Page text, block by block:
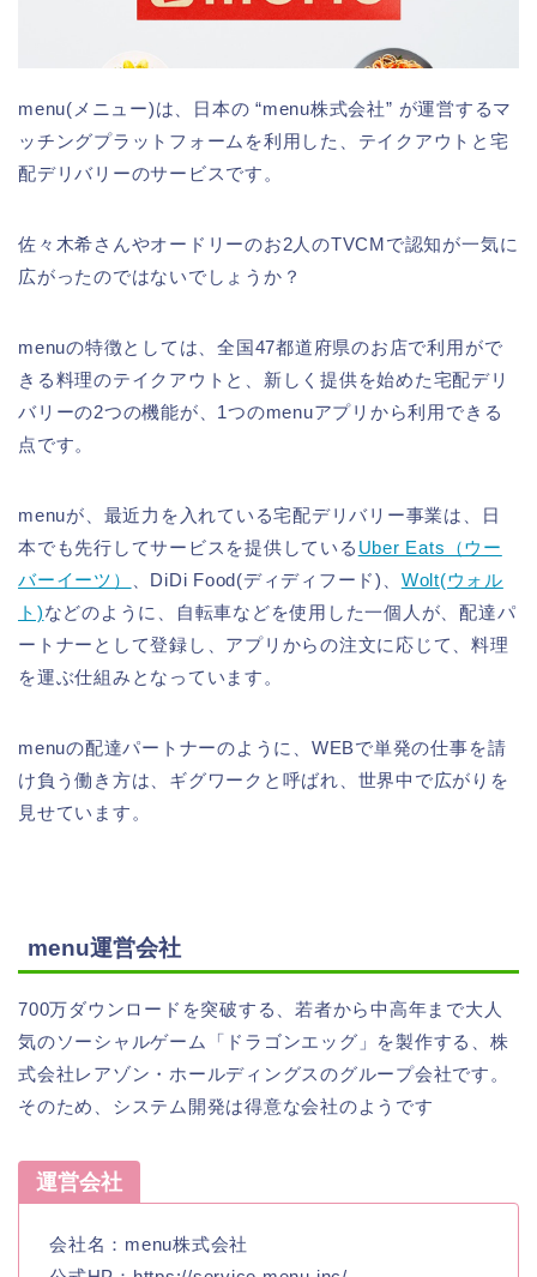
menu(メニュー)は、日本の “menu株式会社” が運営するマ
ッチングプラットフォームを利用した、テイクアウトと宅
配デリバリーのサービスです。
佐々木希さんやオードリーのお2人のTVCMで認知が一気に
広がったのではないでしょうか？
menuの特徴としては、全国47都道府県のお店で利用がで
きる料理のテイクアウトと、新しく提供を始めた宅配デリ
バリーの2つの機能が、1つのmenuアプリから利用できる
点です。
menuが、最近力を入れている宅配デリバリー事業は、日
本でも先行してサービスを提供している Uber Eats（ウー
バーイーツ）
、DiDi Food(ディディフード)、 Wolt(ウォル
ト)などのように、自転車などを使用した一個人が、配達パ
ートナーとして登録し、アプリからの注文に応じて、料理
を運ぶ仕組みとなっています。
menuの配達パートナーのように、WEBで単発の仕事を請
け負う働き方は、ギグワークと呼ばれ、世界中で広がりを
見せています。
menu運営会社
700万ダウンロードを突破する、若者から中高年まで大人
気のソーシャルゲーム「ドラゴンエッグ」を製作する、株
式会社レアゾン・ホールディングスのグループ会社です。
そのため、システム開発は得意な会社のようです
運営会社
会社名：menu株式会社